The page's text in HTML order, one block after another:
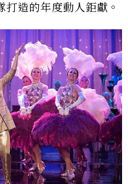
造的年度動人鉅獻。